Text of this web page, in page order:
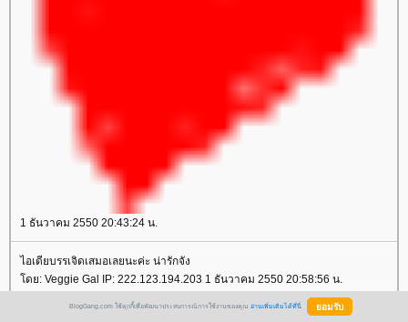
1 ธันวาคม 2550 20:43:24 น.
ไอเดียบรรเจิดเสมอเลยนะค่ะ น่ารักจัง
ดย: Veggie Gal IP: 222.123.194.203 1 ธันวาคม 2550 20:58:56 น.
น้องมดน่ารักจริงๆ ไอเดียบรรเจิกมั่กมากแต่ไม่น่าเชื่อว่าคนสวยๆแบบน้องมดจะ
BlogGang.com ใช้คุกกี้เพื่อพัฒนาประสบการณ์การใช้งานของคุณ อ่านเพิ่มเติมได้ที่นี่